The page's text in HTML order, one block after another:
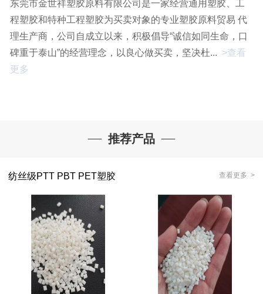
东莞市金世祥塑胶原料有限公司是一家经营通用塑胶、工
程塑胶和特种工程塑胶为买卖对象的专业塑胶原料贸易 代
理生产商，公司自成立以来，积极倡导“诚信如同生命，口
碑重于泰山”的经营理念，以良心做买卖，坚决杜... >查看
更多
推荐产品
纺丝级PTT PBT PET塑胶 查看更多 >